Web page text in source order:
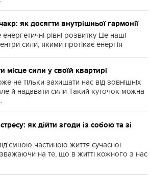
як досягти внутрішньої гармонії
рівні розвитку Це наші
сили, якими протікає енергія
місце сили у своїй квартирі
не тільки захищати нас від зовнішніх
й надавати сили Такий куточок можна
як дійти згоди із собою та зі
частиною життя сучасної
на те, що в житті кожного з нас